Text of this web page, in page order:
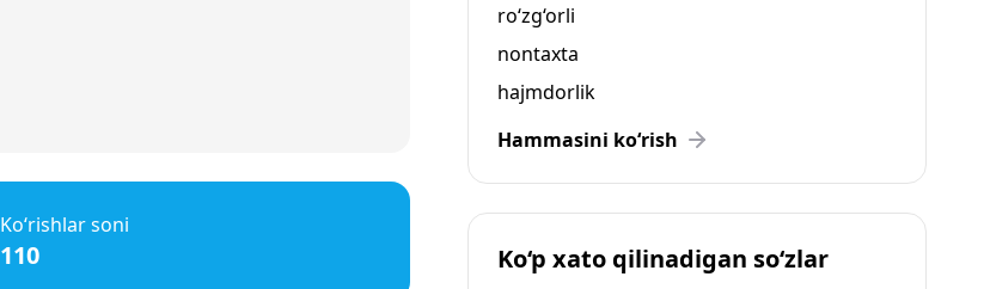
Ko‘rishlar soni
110
ro‘zg‘orli
nontaxta
hajmdorlik
Hammasini ko‘rish
Ko‘p xato qilinadigan so‘zlar